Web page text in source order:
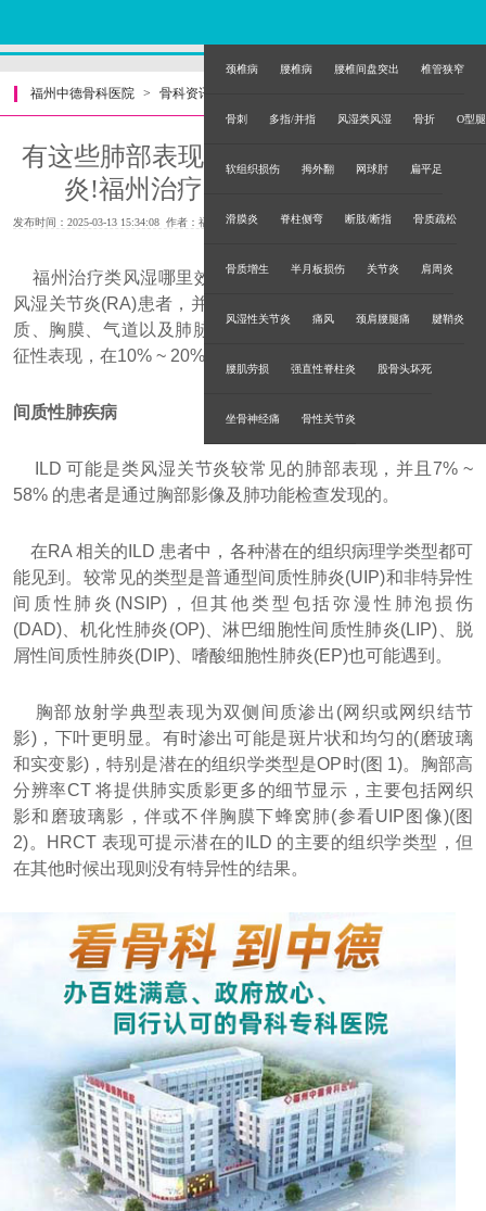
颈椎病 腰椎病 腰椎间盘突出 椎管狭窄
骨刺 多指/并指 风湿类风湿 骨折 O型腿
软组织损伤 拇外翻 网球肘 扁平足
滑膜炎 脊柱侧弯 断肢/断指 骨质疏松
骨质增生 半月板损伤 关节炎 肩周炎
风湿性关节炎 痛风 颈肩腰腿痛 腱鞘炎
腰肌劳损 强直性脊柱炎 股骨头坏死
坐骨神经痛 骨性关节炎
福州中德骨科医院 > 骨科资讯
有这些肺部表现时，需想到类风湿关节
炎!福州治疗类风湿哪里效果好?
发布时间：2025-03-13 15:34:08 作者：福州中德骨科医院
福州治疗类风湿哪里效果好?广泛的肺部表现可以见于类
风湿关节炎(RA)患者，并可累及胸内的任何部分，包括肺实
质、胸膜、气道以及肺脉管系统。肺部表现可以是RA 的特
征性表现，在10% ~ 20% 的RA 患者的关节表现之前出现。
间质性肺疾病
ILD 可能是类风湿关节炎较常见的肺部表现，并且7% ~
58% 的患者是通过胸部影像及肺功能检查发现的。
在RA 相关的ILD 患者中，各种潜在的组织病理学类型都可
能见到。较常见的类型是普通型间质性肺炎(UIP)和非特异性
间质性肺炎(NSIP)，但其他类型包括弥漫性肺泡损伤
(DAD)、机化性肺炎(OP)、淋巴细胞性间质性肺炎(LIP)、脱
屑性间质性肺炎(DIP)、嗜酸细胞性肺炎(EP)也可能遇到。
胸部放射学典型表现为双侧间质渗出(网织或网织结节
影)，下叶更明显。有时渗出可能是斑片状和均匀的(磨玻璃
和实变影)，特别是潜在的组织学类型是OP时(图 1)。胸部高
分辨率CT 将提供肺实质影更多的细节显示，主要包括网织
影和磨玻璃影，伴或不伴胸膜下蜂窝肺(参看UIP图像)(图
2)。HRCT 表现可提示潜在的ILD 的主要的组织学类型，但
在其他时候出现则没有特异性的结果。